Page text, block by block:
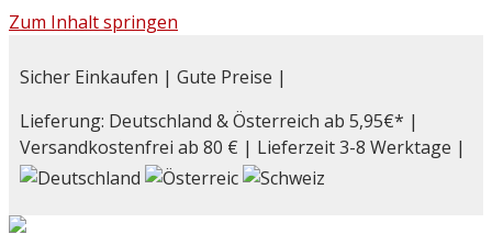
Zum Inhalt springen
Sicher Einkaufen | Gute Preise |
Lieferung: Deutschland & Österreich ab 5,95€* |
Versandkostenfrei ab 80 € | Lieferzeit 3-8 Werktage |